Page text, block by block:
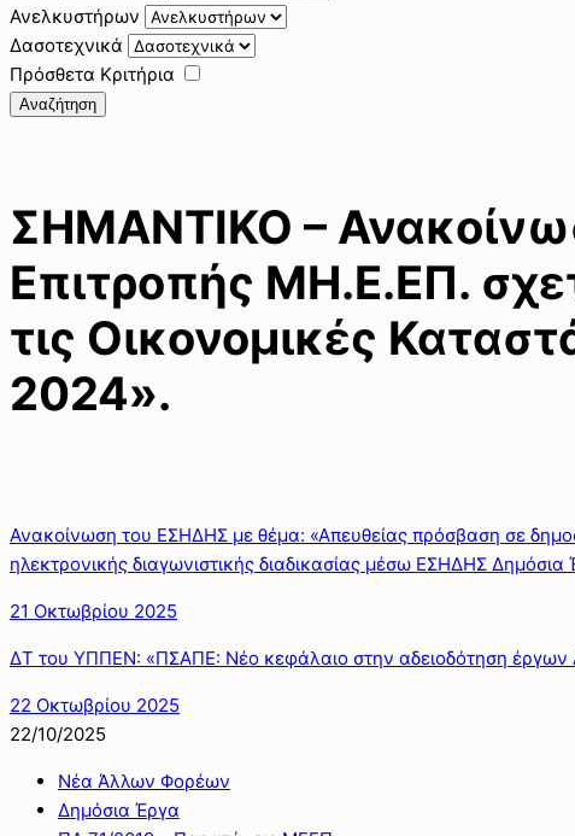
Ανελκυστήρων
Δασοτεχνικά
Πρόσθετα Κριτήρια
Αναζήτηση
ΣΗΜΑΝΤΙΚΟ –
Επιτροπής ΜΗ.Ε.ΕΠ.
τις Οικονομικές
2024».
Ανακοίνωση του ΕΣΗΔΗΣ με θέμα: «Απευθείας πρόσβαση σε
ηλεκτρονικής διαγωνιστικής διαδικασίας μέσω ΕΣΗΔΗΣ Δημόσια
21 Οκτωβρίου 2025
ΔΤ του ΥΠΠΕΝ: «ΠΣΑΠΕ: Νέο κεφάλαιο στην αδειοδότηση έργων
22 Οκτωβρίου 2025
22/10/2025
Νέα Άλλων Φορέων
Δημόσια Έργα